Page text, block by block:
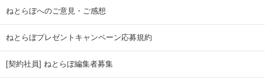
ねとらぼへのご意見・ご感想
ねとらぼプレゼントキャンペーン応募規約
[契約社員] ねとらぼ編集者募集